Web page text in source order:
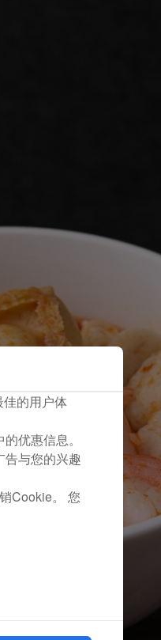
的用户体
优惠信息。
与您的兴趣
Cookie。 您